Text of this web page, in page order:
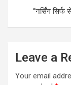
“नर्सिंग सिर्फ
Leave a
Your email